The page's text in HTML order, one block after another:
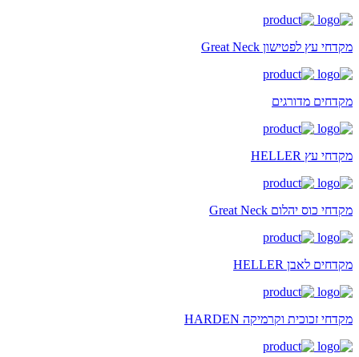
מקדחי עץ לפטישון Great Neck
מקדחים מדורגים
מקדחי עץ HELLER
מקדחי כוס יהלום Great Neck
מקדחים לאבן HELLER
מקדחי זכוכית וקרמיקה HARDEN